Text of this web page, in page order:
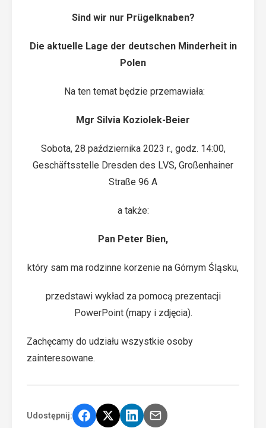
Sind wir nur Prügelknaben?
Die aktuelle Lage der deutschen Minderheit in
Polen
Na ten temat będzie przemawiała:
Mgr Silvia Koziolek-Beier
Sobota, 28 października 2023 r., godz. 14:00,
Geschäftsstelle Dresden des LVS, Großenhainer
Straße 96 A
a także:
Pan Peter Bien,
który sam ma rodzinne korzenie na Górnym Śląsku,
przedstawi wykład za pomocą prezentacji
PowerPoint (mapy i zdjęcia).
Zachęcamy do udziału wszystkie osoby
zainteresowane.
Udostępnij: